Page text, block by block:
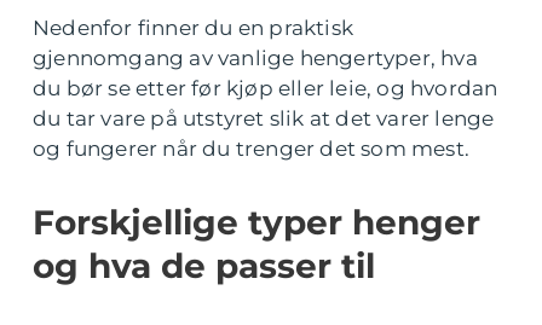
Nedenfor finner du en praktisk
gjennomgang av vanlige hengertyper, hva
du bør se etter før kjøp eller leie, og hvordan
du tar vare på utstyret slik at det varer lenge
og fungerer når du trenger det som mest.
Forskjellige typer henger
og hva de passer til